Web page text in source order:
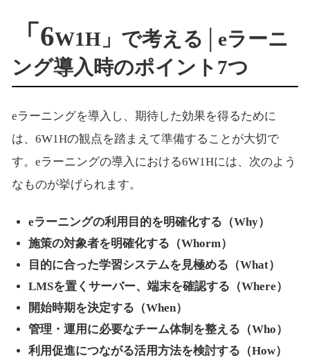
「6W1H」で考える│eラーニ
ング導入時のポイント7つ
eラーニングを導入し、期待した効果を得るために
は、6W1Hの観点を踏まえて準備することが大切で
す。eラーニングの導入における6W1Hには、次のよう
なものが挙げられます。
eラーニングの利用目的を明確化する（Why）
施策の対象者を明確化する（Whorm）
目的に合った学習システムを見極める（What）
LMSを置くサーバー、端末を確認する（Where）
開始時期を決定する（When）
管理・運用に必要なチーム体制を整える（Who）
利用促進につながる活用方法を検討する（How）